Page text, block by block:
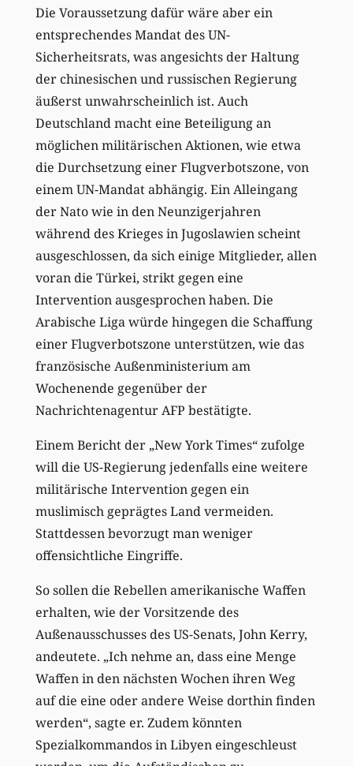
Die Voraussetzung dafür wäre aber ein
entsprechendes Mandat des UN-
Sicherheitsrats, was angesichts der Haltung
der chinesischen und russischen Regierung
äußerst unwahrscheinlich ist. Auch
Deutschland macht eine Beteiligung an
möglichen militärischen Aktionen, wie etwa
die Durchsetzung einer Flugverbotszone, von
einem UN-Mandat abhängig. Ein Alleingang
der Nato wie in den Neunzigerjahren
während des Krieges in Jugoslawien scheint
ausgeschlossen, da sich einige Mitglieder, allen
voran die Türkei, strikt gegen eine
Intervention ausgesprochen haben. Die
Arabische Liga würde hingegen die Schaffung
einer Flugverbotszone unterstützen, wie das
französische Außenministerium am
Wochenende gegenüber der
Nachrichtenagentur AFP bestätigte.
Einem Bericht der „New York Times“ zufolge
will die US-Regierung jedenfalls eine weitere
militärische Intervention gegen ein
muslimisch geprägtes Land vermeiden.
Stattdessen bevorzugt man weniger
offensichtliche Eingriffe.
So sollen die Rebellen amerikanische Waffen
erhalten, wie der Vorsitzende des
Außenausschusses des US-Senats, John Kerry,
andeutete. „Ich nehme an, dass eine Menge
Waffen in den nächsten Wochen ihren Weg
auf die eine oder andere Weise dorthin finden
werden“, sagte er. Zudem könnten
Spezialkommandos in Libyen eingeschleust